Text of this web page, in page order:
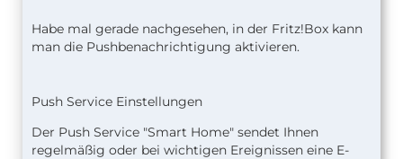
Habe mal gerade nachgesehen, in der Fritz!Box kann
man die Pushbenachrichtigung aktivieren.
Push Service Einstellungen
Der Push Service "Smart Home" sendet Ihnen
regelmäßig oder bei wichtigen Ereignissen eine E-